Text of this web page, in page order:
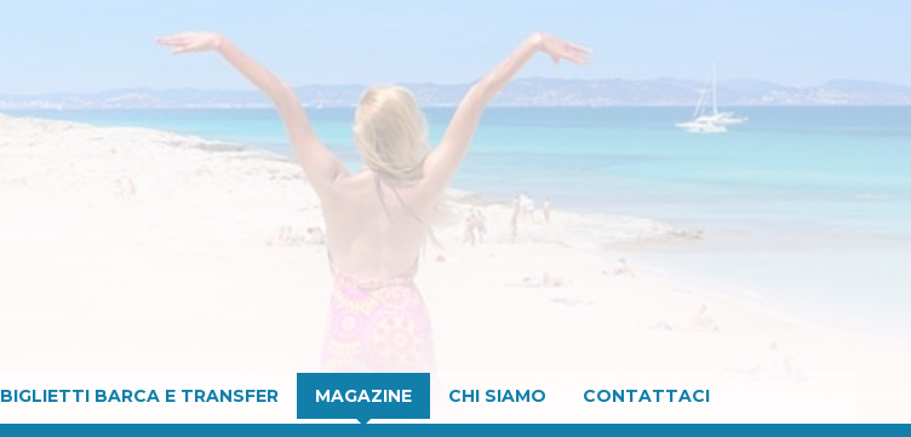
BIGLIETTI BARCA E TRANSFER MAGAZINE CHI SIAMO CONTATTACI